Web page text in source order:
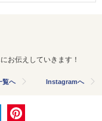
お伝えしていきます！
覧へ Instagramへ